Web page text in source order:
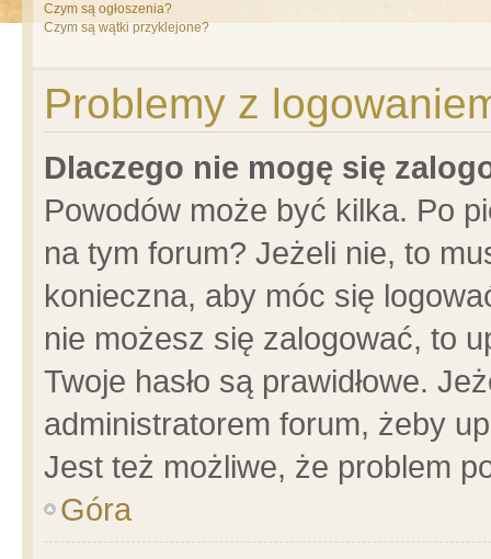
Czym są ogłoszenia?
Czym są wątki przyklejone?
Problemy z
Dlaczego nie mogę się
Powodów może być kilka. Po
na tym forum? Jeżeli nie, to
konieczna, aby móc się
nie możesz się zalogować, to
Twoje hasło są prawidłowe.
administratorem forum, żeby
Jest też możliwe, że problem
Góra